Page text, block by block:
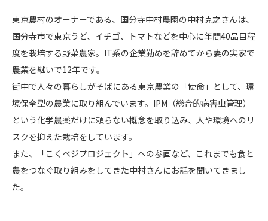
東京農村のオーナーである、国分寺中村農園の中村克之さんは、
国分寺市で東京うど、イチゴ、トマトなどを中心に年間40品目程
度を栽培する野菜農家。IT系の企業勤めを辞めてから妻の実家で
農業を継いで12年です。
街中で人々の暮らしがそばにある東京農業の「使命」として、環
境保全型の農業に取り組んでいます。IPM（総合的病害虫管理）
という化学農薬だけに頼らない概念を取り込み、人や環境へのリ
スクを抑えた栽培をしています。
また、「こくベジプロジェクト」への参画など、これまでも食と
農をつなぐ取り組みをしてきた中村さんにお話を聞いてきまし
た。